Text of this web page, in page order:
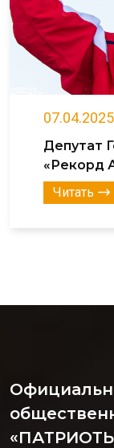
07.04.2025
Депутат
«Рекорд
Читать